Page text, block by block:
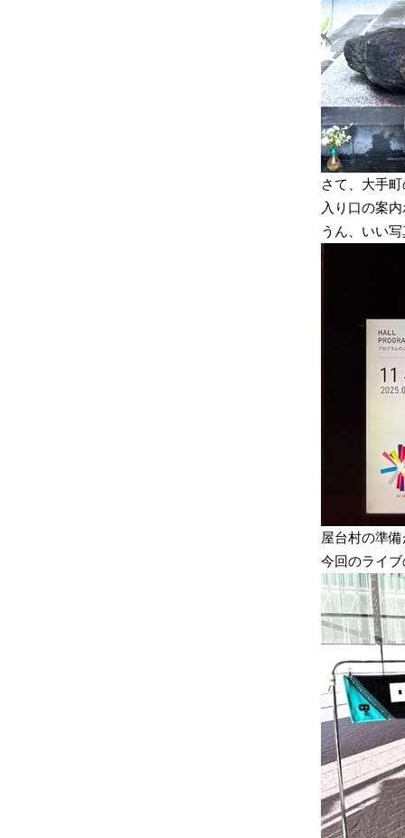
さて、大手
入り口の案
うん、いい
屋台村の準
今回のライ